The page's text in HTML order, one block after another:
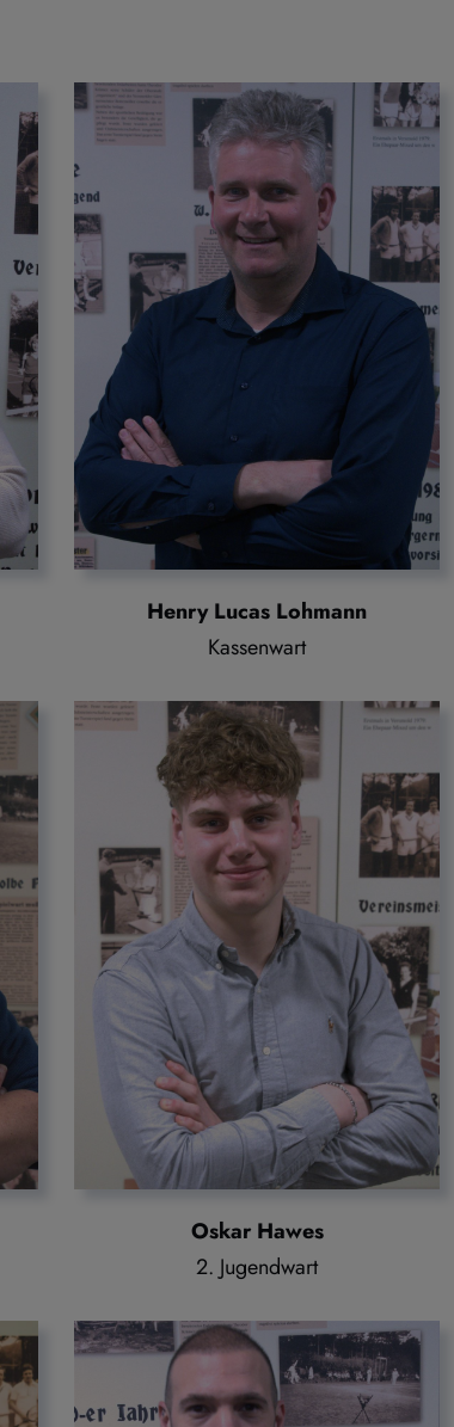
Henry Lucas Lohmann
Kassenwart
Oskar Hawes
2. Jugendwart